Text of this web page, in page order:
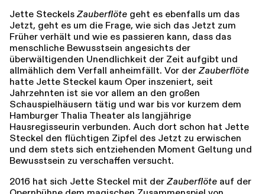
Jette Steckels Zauberflöte geht es ebenfalls um das
Jetzt, geht es um die Frage, wie sich das Jetzt zum
Früher verhält und wie es passieren kann, dass das
menschliche Bewusstsein angesichts der
überwältigenden Unendlichkeit der Zeit aufgibt und
allmählich dem Verfall anheimfällt. Vor der Zauberflöte
hatte Jette Steckel kaum Oper inszeniert, seit
Jahrzehnten ist sie vor allem an den großen
Schauspielhäusern tätig und war bis vor kurzem dem
Hamburger Thalia Theater als langjährige
Hausregisseurin verbunden. Auch dort schon hat Jette
Steckel den flüchtigen Zipfel des Jetzt zu erwischen
und dem stets sich entziehenden Moment Geltung und
Bewusstsein zu verschaffen versucht.
2016 hat sich Jette Steckel mit der Zauberflöte auf der